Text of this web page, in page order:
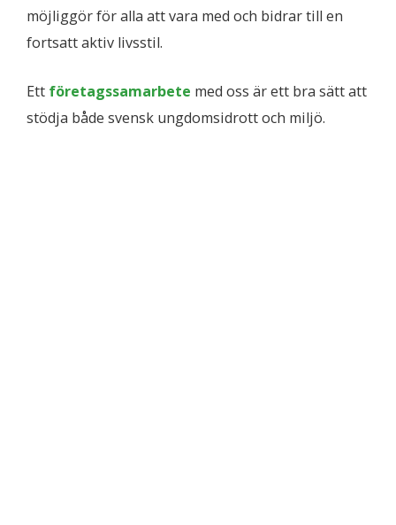
möjliggör för alla att vara med och bidrar till en
fortsatt aktiv livsstil.
Ett företagssamarbete med oss är ett bra sätt att
stödja både svensk ungdomsidrott och miljö.